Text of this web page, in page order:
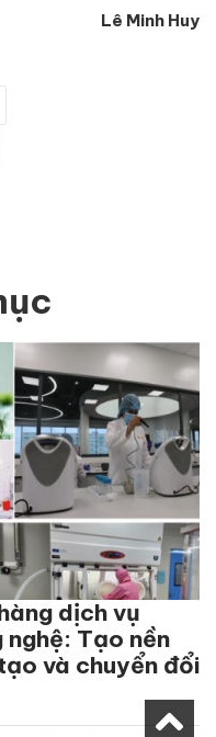
Lê Minh Huy
dịch vụ
Tạo nền
và chuyển đổi